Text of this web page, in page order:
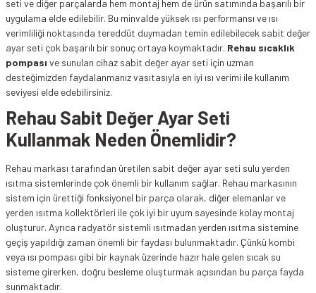
seti ve diğer parçalarda hem montaj hem de ürün satımında başarılı bir
uygulama elde edilebilir. Bu minvalde yüksek ısı performansı ve ısı
verimliliği noktasında tereddüt duymadan temin edilebilecek sabit değer
ayar seti çok başarılı bir sonuç ortaya koymaktadır. Rehau sıcaklık
pompası ve sunulan cihaz sabit değer ayar seti için uzman
desteğimizden faydalanmanız vasıtasıyla en iyi ısı verimi ile kullanım
seviyesi elde edebilirsiniz.
Rehau Sabit Değer Ayar Seti
Kullanmak Neden Önemlidir?
Rehau markası tarafından üretilen sabit değer ayar seti sulu yerden
ısıtma sistemlerinde çok önemli bir kullanım sağlar. Rehau markasının
sistem için ürettiği fonksiyonel bir parça olarak, diğer elemanlar ve
yerden ısıtma kollektörleri ile çok iyi bir uyum sayesinde kolay montaj
oluşturur. Ayrıca radyatör sistemli ısıtmadan yerden ısıtma sistemine
geçiş yapıldığı zaman önemli bir faydası bulunmaktadır. Çünkü kombi
veya ısı pompası gibi bir kaynak üzerinde hazır hale gelen sıcak su
sisteme girerken, doğru besleme oluşturmak açısından bu parça fayda
sunmaktadır.